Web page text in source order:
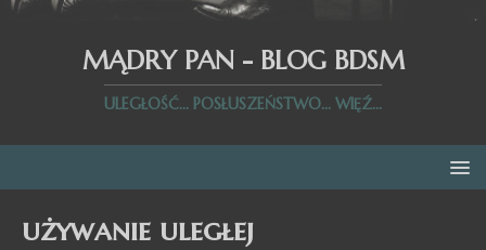
MĄDRY PAN - BLOG BDSM
ULEGŁOŚĆ... POSŁUSZEŃSTWO... WIĘŹ...
używanie uległej